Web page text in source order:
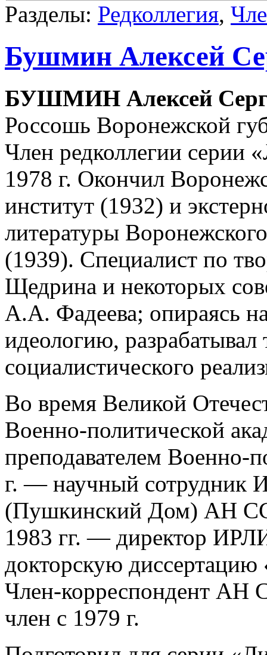
Разделы: Редколлегия,
Бушмин Алексей
БУШМИН Алексей
Россошь Воронежской
Член редколлегии серии
1978 г. Окончил
институт (1932) и
литературы
(1939). Специалист по
Щедрина и некоторых
А.А. Фадеева; опираясь
идеологию,
социалистического
Во время Великой
Военно-политической
преподавателем Военно-
г. — научный сотрудник
(Пушкинский Дом) АН
1983 гг. — директор
докторскую
Член-корреспондент АН
член с 1979 г.